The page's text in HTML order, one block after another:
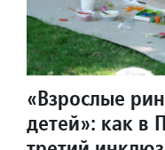
«Взрослые
детей»: как в